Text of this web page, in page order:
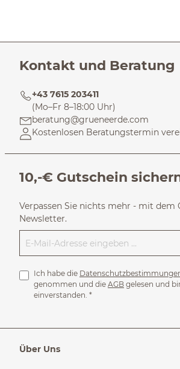
Kontakt und Beratung
+43 7615 203411
(Mo–Fr 8–18:00 Uhr)
beratung@grueneerde.com
Kostenlosen Beratungstermin
10,-€ Gutschein
Verpassen Sie nichts mehr - mit dem
Newsletter.
Ich habe die
genommen und die AGB gelesen und
einverstanden. *
Über Uns